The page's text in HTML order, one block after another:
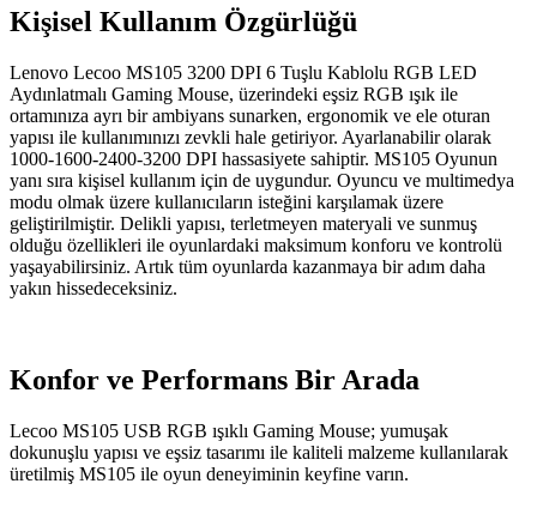
Kişisel Kullanım Özgürlüğü
Lenovo Lecoo MS105 3200 DPI 6 Tuşlu Kablolu RGB LED
Aydınlatmalı Gaming Mouse, üzerindeki eşsiz RGB ışık ile
ortamınıza ayrı bir ambiyans sunarken, ergonomik ve ele oturan
yapısı ile kullanımınızı zevkli hale getiriyor. Ayarlanabilir olarak
1000-1600-2400-3200 DPI hassasiyete sahiptir. MS105 Oyunun
yanı sıra kişisel kullanım için de uygundur. Oyuncu ve multimedya
modu olmak üzere kullanıcıların isteğini karşılamak üzere
geliştirilmiştir. Delikli yapısı, terletmeyen materyali ve sunmuş
olduğu özellikleri ile oyunlardaki maksimum konforu ve kontrolü
yaşayabilirsiniz. Artık tüm oyunlarda kazanmaya bir adım daha
yakın hissedeceksiniz.
Konfor ve Performans Bir Arada
Lecoo MS105 USB RGB ışıklı Gaming Mouse; yumuşak
dokunuşlu yapısı ve eşsiz tasarımı ile kaliteli malzeme kullanılarak
üretilmiş MS105 ile oyun deneyiminin keyfine varın.